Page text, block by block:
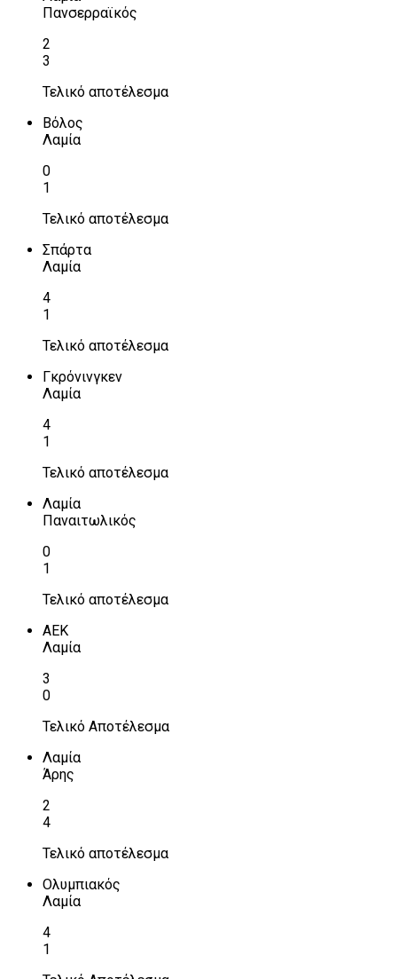
Πανσερραϊκός
2
3
Τελικό αποτέλεσμα
Βόλος
Λαμία
0
1
Τελικό αποτέλεσμα
Σπάρτα
Λαμία
4
1
Τελικό αποτέλεσμα
Γκρόνινγκεν
Λαμία
4
1
Τελικό αποτέλεσμα
Λαμία
Παναιτωλικός
0
1
Τελικό αποτέλεσμα
ΑΕΚ
Λαμία
3
0
Τελικό Αποτέλεσμα
Λαμία
Άρης
2
4
Τελικό αποτέλεσμα
Ολυμπιακός
Λαμία
4
1